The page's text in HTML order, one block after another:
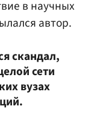
в научных
автор.
скандал,
сети
вузах